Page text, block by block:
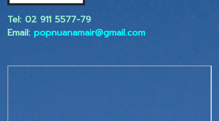
Tel: 02 ​911 5577-79
Email: popnuanamair@gmail.com